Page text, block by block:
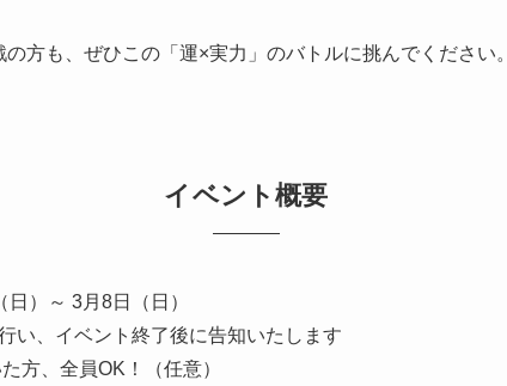
方も、ぜひこの「運×実力」のバトルに挑んでください。
イベント概要
）～ 3月8日（日）
い、イベント終了後に告知いたします
方、全員OK！（任意）